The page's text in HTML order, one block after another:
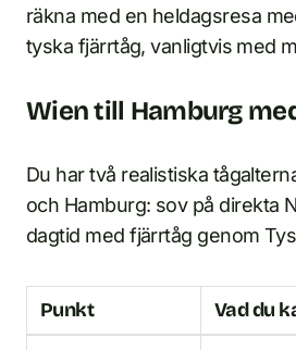
räkna med en heldagsresa
tyska fjärrtåg, vanligtvis med
Wien till Hamburg
Du har två realistiska
och Hamburg: sov på direkta
dagtid med fjärrtåg genom
Punkt Vad du